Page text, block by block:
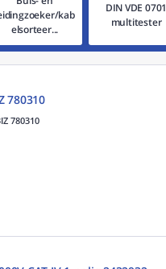
kab
elsorteer...
DIN VDE 0701
multitester
780310
780310